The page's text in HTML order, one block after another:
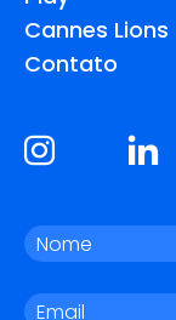
Cannes Lions
Contato